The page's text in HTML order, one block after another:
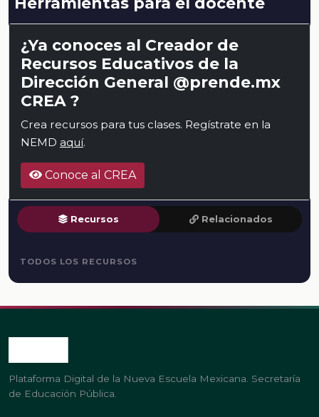
¿Ya conoces al Creador de
Recursos Educativos de la
Dirección General @prende.mx
CREA ?
Crea recursos para tus clases. Regístrate en la
NEMD aquí.
Conoce al CREA
Recursos Relacionados
TODOS LOS RECURSOS
Plataforma Digital de la Nueva Escuela Mexicana. Secretaría
de Educación Pública.